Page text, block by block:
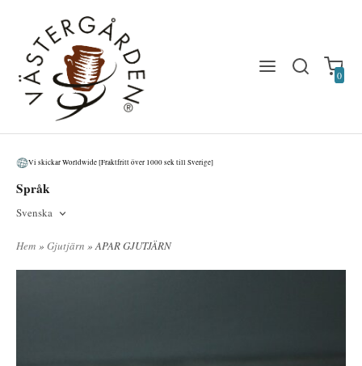
0
Vi skickar Worldwide [Fraktfritt över 1000 sek till Sverige]
Språk
Svenska
Hem » Gjutjärn » APAR GJUTJÄRN